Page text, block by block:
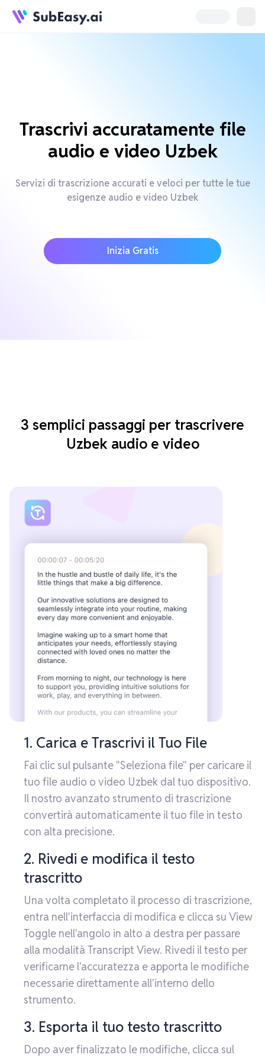
Trascrivi accuratamente file
audio e video Uzbek
Servizi di trascrizione accurati e veloci per tutte le tue
esigenze audio e video Uzbek
Inizia Gratis
3 semplici passaggi per trascrivere
Uzbek audio e video
1. Carica e Trascrivi il Tuo File
Fai clic sul pulsante "Seleziona file" per caricare il
tuo file audio o video Uzbek dal tuo dispositivo.
Il nostro avanzato strumento di trascrizione
convertirà automaticamente il tuo file in testo
con alta precisione.
2. Rivedi e modifica il testo
trascritto
Una volta completato il processo di trascrizione,
entra nell'interfaccia di modifica e clicca su View
Toggle nell'angolo in alto a destra per passare
alla modalità Transcript View. Rivedi il testo per
verificarne l'accuratezza e apporta le modifiche
necessarie direttamente all'interno dello
strumento.
3. Esporta il tuo testo trascritto
Dopo aver finalizzato le modifiche, clicca sul